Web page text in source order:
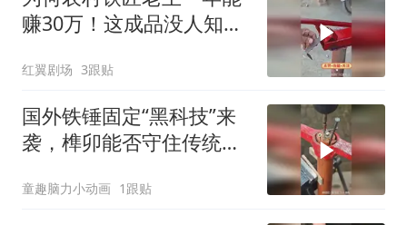
赚30万！这成品没人知道
红翼剧场 3跟贴
国外铁锤固定“黑科技”来
袭，榫卯能否守住传统工
童趣脑力小动画 1跟贴